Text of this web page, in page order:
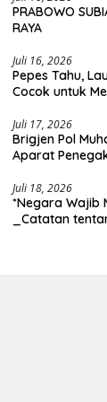
PRABOWO
RAYA
Juli 16, 2026
Pepes Tahu,
Cocok untuk
Juli 17, 2026
Brigjen Pol
Aparat
Lingkungan
Juli 18, 2026
*Negara Wajib
_Catatan